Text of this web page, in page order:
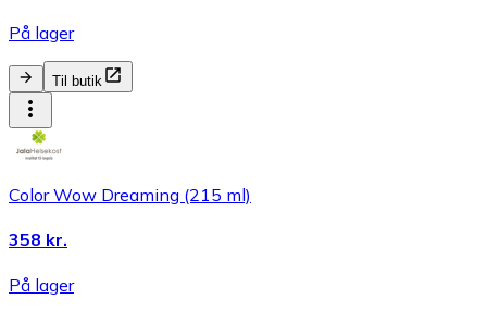
På lager
Til butik
Color Wow Dreaming (215 ml)
358 kr.
På lager